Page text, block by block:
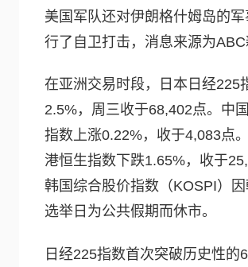
美国军队还对伊朗格什姆岛的
行了自卫打击，消息来源为ABC
在亚洲交易时段，日本日经225
2.5%，周三收于68,402点。中
指数上涨0.22%，收于4,083点
港恒生指数下跌1.65%，收于
韩国综合股价指数（KOSPI）
选举日为公共假期而休市。
日经225指数首次突破历史性的